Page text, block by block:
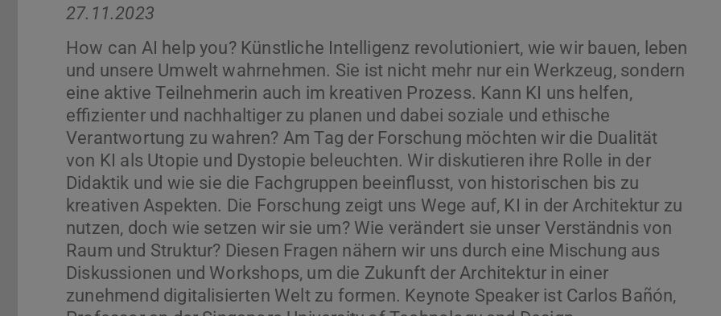
27.11.2023
How can AI help you? Künstliche Intelligenz revolutioniert, wie wir bauen, leben
und unsere Umwelt wahrnehmen. Sie ist nicht mehr nur ein Werkzeug, sondern
eine aktive Teilnehmerin auch im kreativen Prozess. Kann KI uns helfen,
effizienter und nachhaltiger zu planen und dabei soziale und ethische
Verantwortung zu wahren? Am Tag der Forschung möchten wir die Dualität
von KI als Utopie und Dystopie beleuchten. Wir diskutieren ihre Rolle in der
Didaktik und wie sie die Fachgruppen beeinflusst, von historischen bis zu
kreativen Aspekten. Die Forschung zeigt uns Wege auf, KI in der Architektur zu
nutzen, doch wie setzen wir sie um? Wie verändert sie unser Verständnis von
Raum und Struktur? Diesen Fragen nähern wir uns durch eine Mischung aus
Diskussionen und Workshops, um die Zukunft der Architektur in einer
zunehmend digitalisierten Welt zu formen. Keynote Speaker ist Carlos Bañón,